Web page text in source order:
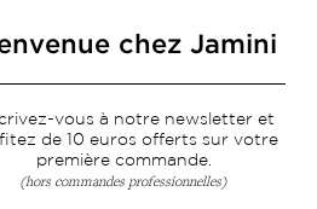
avec poésie et élégance
vous à notre newsletter
chez Jamini
vous à notre newsletter et
de 10 euros offerts sur votre
première commande.
(hors commandes professionnelles)